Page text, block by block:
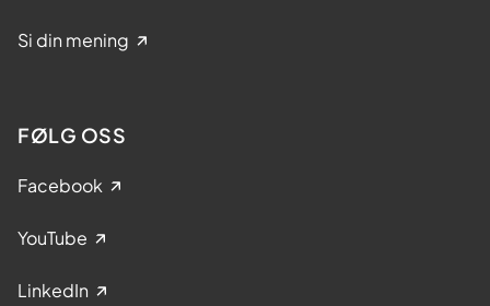
Si din mening
FØLG OSS
Facebook
YouTube
LinkedIn